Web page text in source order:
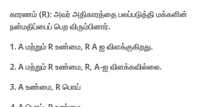
காரணம் (R): அவர் அதிகாரத்தை பலப்படுத்தி மக்களின்
நன்மதிப்பைப் பெற விரும்பினார்.
1. A மற்றும் R உண்மை, R A ஐ விளக்குகிறது.
2. A மற்றும் R உண்மை, R, A-ஐ விளக்கவில்லை.
3. A உண்மை, R பொய்